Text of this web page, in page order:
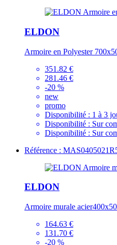
ELDON
Armoire en Polyester
351.82 €
281.46 €
-20 %
new
promo
Disponibilité : 1 à 3
Disponibilité : Sur
Disponibilité : Sur
Référence :
ELDON
Armoire murale
164.63 €
131.70 €
-20 %